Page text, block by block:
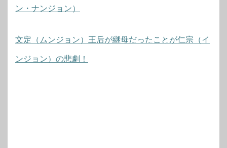
ン・ナンジョン）
文定（ムンジョン）王后が継母だったことが仁宗（イ
ンジョン）の悲劇！